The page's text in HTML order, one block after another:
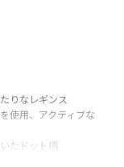
りなレギンス
使用、アクティブな
たドット柄